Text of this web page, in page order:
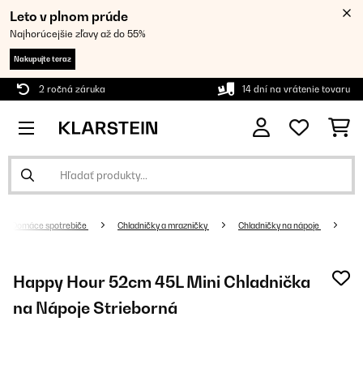
Leto v plnom prúde
Najhorúcejšie zľavy až do 55%
Nakupujte teraz
2 ročná záruka 14 dní na vrátenie tovaru
Domáce spotrebiče Chladničky a mrazničky Chladničky na nápoje
Happy Hour 52cm 45L Mini Chladnička
na Nápoje Strieborná